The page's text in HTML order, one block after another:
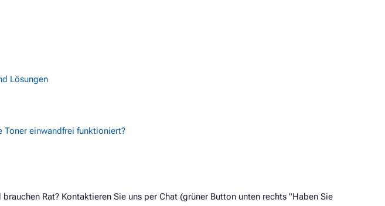
Lösungen
Toner einwandfrei funktioniert?
Rat? Kontaktieren Sie uns per Chat (grüner Button unten rechts "Haben Sie